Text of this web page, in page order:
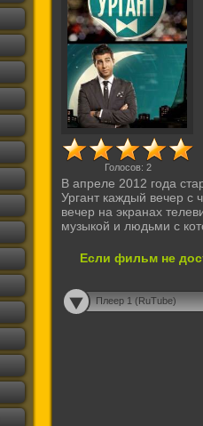
Голосов: 2
В апреле 2012 года
Ургант каждый вечер с
вечер на экранах
музыкой и людьми с
Если фильм не
Плеер 1 (RuTube)